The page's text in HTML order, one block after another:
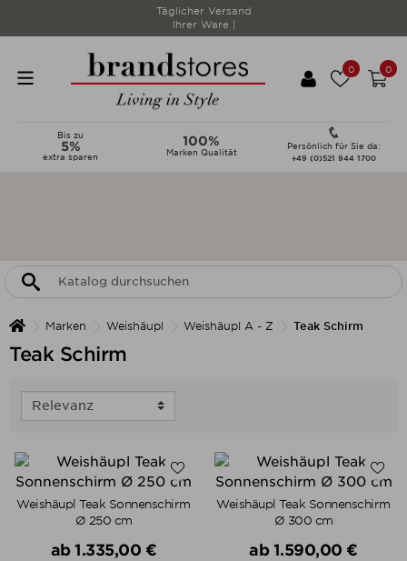
Täglicher Versand
Ihrer Ware |
0 0
Bis zu
5%
extra sparen
100%
Marken Qualität
Persönlich für Sie da:
+49 (0)521 944 1700
Marken Weishäupl Weishäupl A - Z Teak Schirm
Teak Schirm
Weishäupl Teak Sonnenschirm
Ø 250 cm
Verkaufspreis
ab 1.335,00 €
Weishäupl Teak Sonnenschirm
Ø 300 cm
Verkaufspreis
ab 1.590,00 €